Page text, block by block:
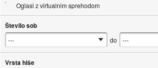
Oglasi z virtualnim sprehodom
Število sob
do
Vrsta hiše